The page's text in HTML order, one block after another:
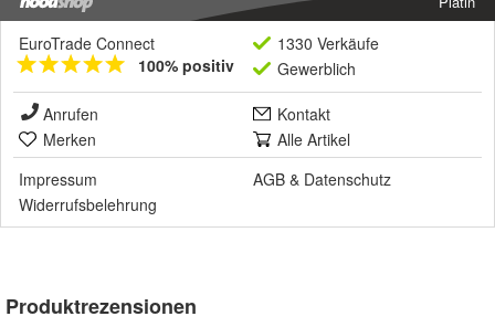
EuroTrade Connect
100% positiv
1330 Verkäufe
Gewerblich
Anrufen
Kontakt
Merken
Alle Artikel
Impressum
AGB & Datenschutz
Widerrufsbelehrung
Produktrezensionen